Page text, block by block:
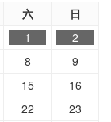
六 日
1
2
8
9
15
16
22
23